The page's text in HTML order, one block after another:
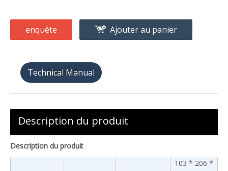
enquête Ajouter au panier
天猫购买
Description du produit
Description du produit
103 * 206 *